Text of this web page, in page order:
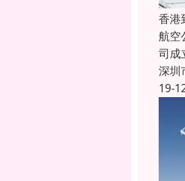
香港
航空
司成
深圳
19-